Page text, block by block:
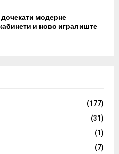
модерне
и ново игралиште
(177)
(31)
(1)
(7)